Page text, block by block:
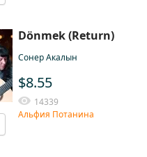
Dönmek (Return)
Сонер Акалын
$8.55
14339
Альфия Потанина